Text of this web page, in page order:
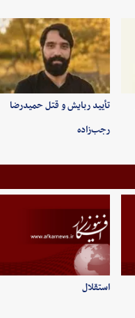
تأیید ربایش و قتل حمیدرضا
رجب‌زاده
استقلال